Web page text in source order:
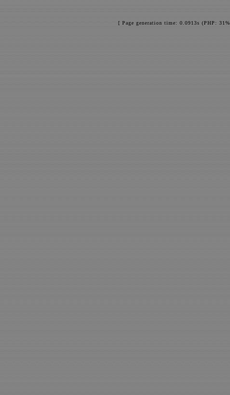
[ Page generation time: 0.0913s (PHP: